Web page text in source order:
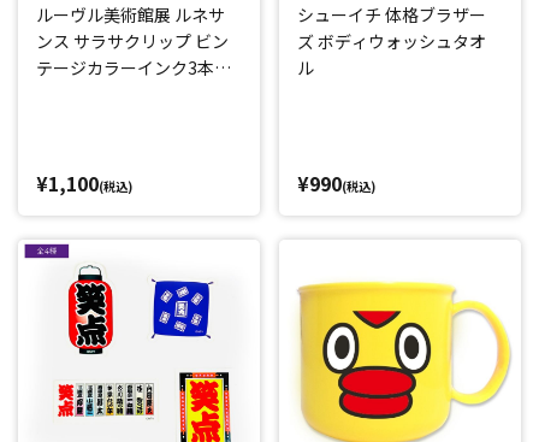
ルーヴル美術館展 ルネサ
ンス サラサクリップ ビン
テージカラーインク3本セ
¥1,100(税込)
シューイチ 体格ブラザー
ズ ボディウォッシュタオ
ル
¥990(税込)